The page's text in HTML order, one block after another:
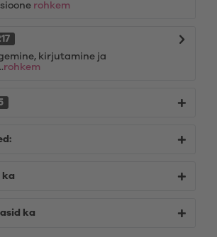
rohkem
kirjutamine ja
rohkem
ka
ka